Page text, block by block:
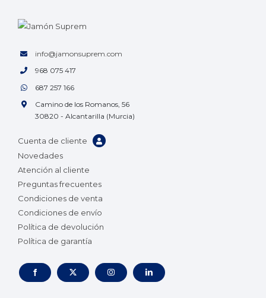
info@jamonsuprem.com
968 075 417
687 257 166
Camino de los Romanos, 56
30820 - Alcantarilla (Murcia)
Cuenta de cliente
Novedades
Atención al cliente
Preguntas frecuentes
Condiciones de venta
Condiciones de envío
Política de devolución
Política de garantía